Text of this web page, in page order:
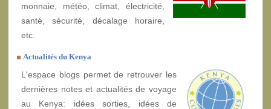
monnaie, météo, climat, électricité,
santé, sécurité, décalage horaire,
etc.
Actualités du Kenya
L'espace blogs permet de retrouver les
dernières notes et actualités de voyage
au Kenya: idées sorties, idées de